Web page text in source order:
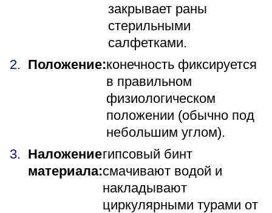
закрывает раны
стерильными
салфетками.
Положение:конечность фиксируется
в правильном
физиологическом
положении (обычно под
небольшим углом).
Наложение
материала:
гипсовый бинт
смачивают водой и
накладывают
циркулярными турами от